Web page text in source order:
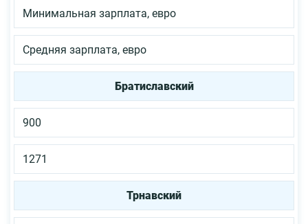
Минимальная зарплата, евро
Средняя зарплата, евро
Братиславский
900
1271
Трнавский